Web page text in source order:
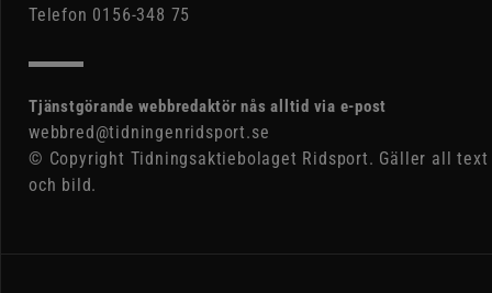
Telefon 0156-348 75
Tjänstgörande webbredaktör nås alltid via e-post
webbred@tidningenridsport.se
© Copyright Tidningsaktiebolaget Ridsport. Gäller all text
och bild.